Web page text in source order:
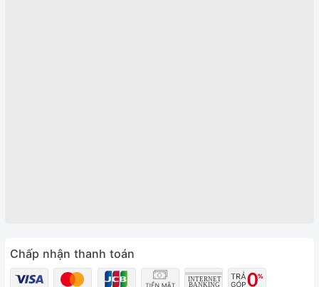
Chấp nhận thanh toán